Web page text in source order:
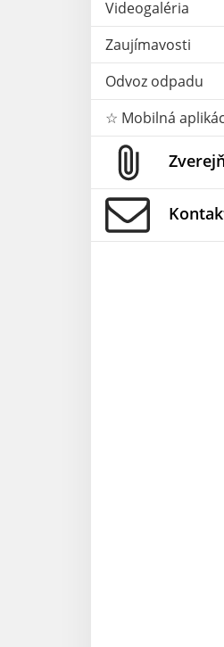
Videogaléria
Zaujímavosti
Odvoz odpadu
☆ Mobilná